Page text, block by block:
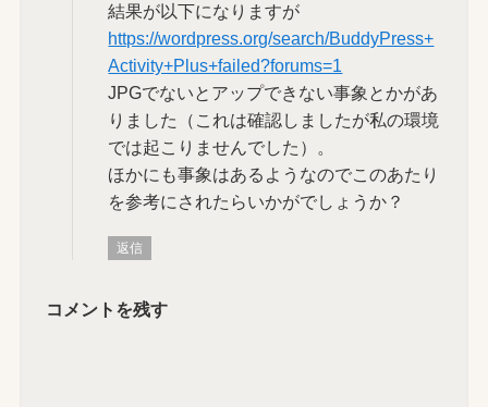
結果が以下になりますが
https://wordpress.org/search/BuddyPress+
Activity+Plus+failed?forums=1
JPGでないとアップできない事象とかがあ
りました（これは確認しましたが私の環境
では起こりませんでした）。
ほかにも事象はあるようなのでこのあたり
を参考にされたらいかがでしょうか？
返信
コメントを残す